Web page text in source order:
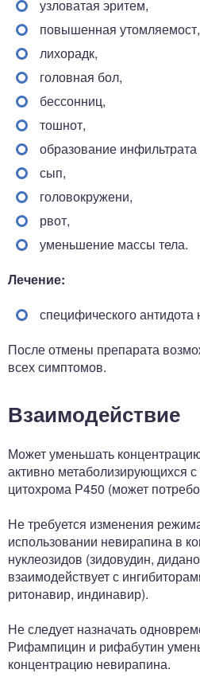
узловатая эритем,
повышенная утомляемост,
лихорадк,
головная бол,
бессонниц,
тошнот,
образование инфильтрата
сып,
головокружени,
рвот,
уменьшение массы тела.
Лечение:
специфического антидота
После отмены препарата
всех симптомов.
Взаимодействие
Может уменьшать
активно метаболизирующихся
цитохрома Р450 (может
Не требуется изменения
использовании невирапина в
нуклеозидов (зидовудин,
взаимодействует с
ритонавир, индинавир).
Не следует назначать
Рифампицин и рифабутин
концентрацию невирапина.